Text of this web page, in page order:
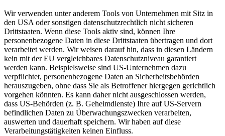
Wir verwenden unter anderem Tools von Unternehmen mit Sitz in
den USA oder sonstigen datenschutzrechtlich nicht sicheren
Drittstaaten. Wenn diese Tools aktiv sind, können Ihre
personenbezogene Daten in diese Drittstaaten übertragen und dort
verarbeitet werden. Wir weisen darauf hin, dass in diesen Ländern
kein mit der EU vergleichbares Datenschutzniveau garantiert
werden kann. Beispielsweise sind US-Unternehmen dazu
verpflichtet, personenbezogene Daten an Sicherheitsbehörden
herauszugeben, ohne dass Sie als Betroffener hiergegen gerichtlich
vorgehen könnten. Es kann daher nicht ausgeschlossen werden,
dass US-Behörden (z. B. Geheimdienste) Ihre auf US-Servern
befindlichen Daten zu Überwachungszwecken verarbeiten,
auswerten und dauerhaft speichern. Wir haben auf diese
Verarbeitungstätigkeiten keinen Einfluss.